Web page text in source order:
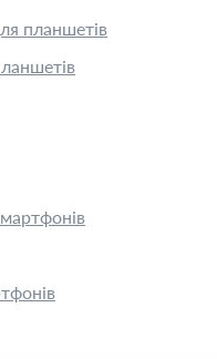
планшетів